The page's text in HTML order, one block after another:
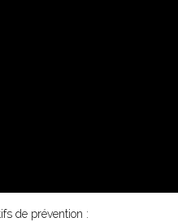
de prévention :